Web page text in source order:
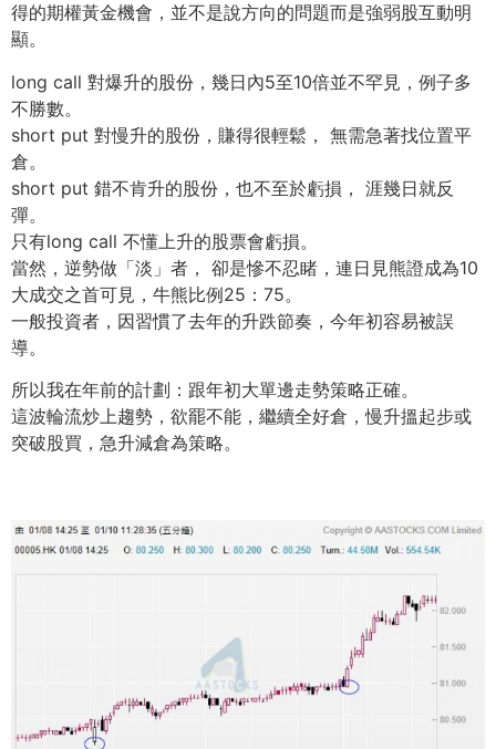
得的期權黃金機會，並不是說方向的問題而是強弱股互動明
顯。
long call 對爆升的股份，幾日內5至10倍並不罕見，例子多
不勝數。
short put 對慢升的股份，賺得很輕鬆， 無需急著找位置平
倉。
short put 錯不肯升的股份，也不至於虧損， 涯幾日就反
彈。
只有long call 不懂上升的股票會虧損。
當然，逆勢做「淡」者， 卻是慘不忍睹，連日見熊證成為10
大成交之首可見，牛熊比例25：75。
一般投資者，因習慣了去年的升跌節奏，今年初容易被誤
導。
所以我在年前的計劃：跟年初大單邊走勢策略正確。
這波輪流炒上趨勢，欲罷不能，繼續全好倉，慢升搵起步或
突破股買，急升減倉為策略。